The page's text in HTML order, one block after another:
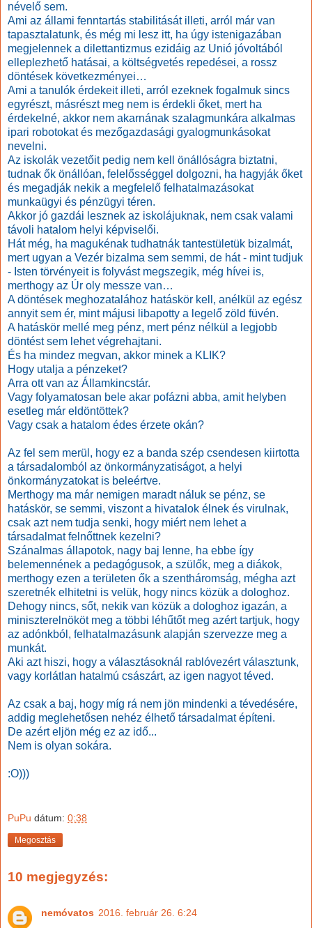
névelő sem.
Ami az állami fenntartás stabilitását illeti, arról már van
tapasztalatunk, és még mi lesz itt, ha úgy istenigazában
megjelennek a dilettantizmus ezidáig az Unió jóvoltából
elleplezhető hatásai, a költségvetés repedései, a rossz
döntések következményei…
Ami a tanulók érdekeit illeti, arról ezeknek fogalmuk sincs
egyrészt, másrészt meg nem is érdekli őket, mert ha
érdekelné, akkor nem akarnának szalagmunkára alkalmas
ipari robotokat és mezőgazdasági gyalogmunkásokat
nevelni.
Az iskolák vezetőit pedig nem kell önállóságra biztatni,
tudnak ők önállóan, felelősséggel dolgozni, ha hagyják őket
és megadják nekik a megfelelő felhatalmazásokat
munkaügyi és pénzügyi téren.
Akkor jó gazdái lesznek az iskolájuknak, nem csak valami
távoli hatalom helyi képviselői.
Hát még, ha magukénak tudhatnák tantestületük bizalmát,
mert ugyan a Vezér bizalma sem semmi, de hát - mint tudjuk
- Isten törvényeit is folyvást megszegik, még hívei is,
merthogy az Úr oly messze van…
A döntések meghozatalához hatáskör kell, anélkül az egész
annyit sem ér, mint májusi libapotty a legelő zöld füvén.
A hatáskör mellé meg pénz, mert pénz nélkül a legjobb
döntést sem lehet végrehajtani.
És ha mindez megvan, akkor minek a KLIK?
Hogy utalja a pénzeket?
Arra ott van az Államkincstár.
Vagy folyamatosan bele akar pofázni abba, amit helyben
esetleg már eldöntöttek?
Vagy csak a hatalom édes érzete okán?
Az fel sem merül, hogy ez a banda szép csendesen kiirtotta
a társadalomból az önkormányzatiságot, a helyi
önkormányzatokat is beleértve.
Merthogy ma már nemigen maradt náluk se pénz, se
hatáskör, se semmi, viszont a hivatalok élnek és virulnak,
csak azt nem tudja senki, hogy miért nem lehet a
társadalmat felnőttnek kezelni?
Szánalmas állapotok, nagy baj lenne, ha ebbe így
belemennének a pedagógusok, a szülők, meg a diákok,
merthogy ezen a területen ők a szentháromság, mégha azt
szeretnék elhitetni is velük, hogy nincs közük a dologhoz.
Dehogy nincs, sőt, nekik van közük a dologhoz igazán, a
miniszterelnököt meg a többi léhűtőt meg azért tartjuk, hogy
az adónkból, felhatalmazásunk alapján szervezze meg a
munkát.
Aki azt hiszi, hogy a választásoknál rablóvezért választunk,
vagy korlátlan hatalmú császárt, az igen nagyot téved.
Az csak a baj, hogy míg rá nem jön mindenki a tévedésére,
addig meglehetősen nehéz élhető társadalmat építeni.
De azért eljön még ez az idő...
Nem is olyan sokára.
:O)))
PuPu dátum: 0:38
Megosztás
10 megjegyzés:
nemóvatos 2016. február 26. 6:24